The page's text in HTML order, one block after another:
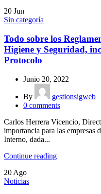
20 Jun
Sin categoría
Todo sobre los
Higiene y Seguridad,
Protocolo
Junio 20, 2022
By
gestionsigweb
0 comments
Carlos Herrera Vicencio,
importancia para las empresas
Interno, dada...
Continue reading
20 Ago
Noticias